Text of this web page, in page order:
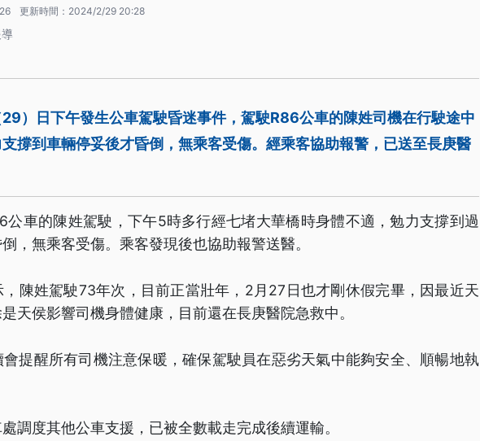
更新時間： 2024/2/29 20:28
）日下午發生公車駕駛昏迷事件，駕駛R86公車的陳姓司機在行駛途中
撐到車輛停妥後才昏倒，無乘客受傷。經乘客協助報警，已送至長庚醫
公車的陳姓駕駛，下午5時多行經七堵大華橋時身體不適，勉力支撐到過
，無乘客受傷。乘客發現後也協助報警送醫。
陳姓駕駛73年次，目前正當壯年，2月27日也才剛休假完畢，因最近天
天侯影響司機身體健康，目前還在長庚醫院急救中。
提醒所有司機注意保暖，確保駕駛員在惡劣天氣中能夠安全、順暢地執
調度其他公車支援，已被全數載走完成後續運輸。